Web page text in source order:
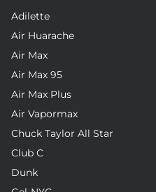
Adilette
Air Huarache
Air Max
Air Max 95
Air Max Plus
Air Vapormax
Chuck Taylor All Star
Club C
Dunk